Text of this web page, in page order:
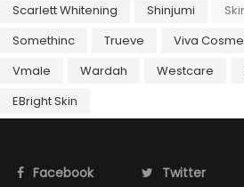
Scarlett Whitening
Shinjumi
Somethinc
Trueve Viva
Vmale
Wardah Westcare
EBright Skin
Facebook Twitter